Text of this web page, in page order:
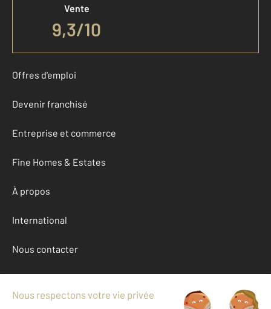
Vente
9,3/10
Offres d'emploi
Devenir franchisé
Entreprise et commerce
Fine Homes & Estates
À propos
International
Nous contacter
Mentions légales & CGU et Barèmes d'honoraires